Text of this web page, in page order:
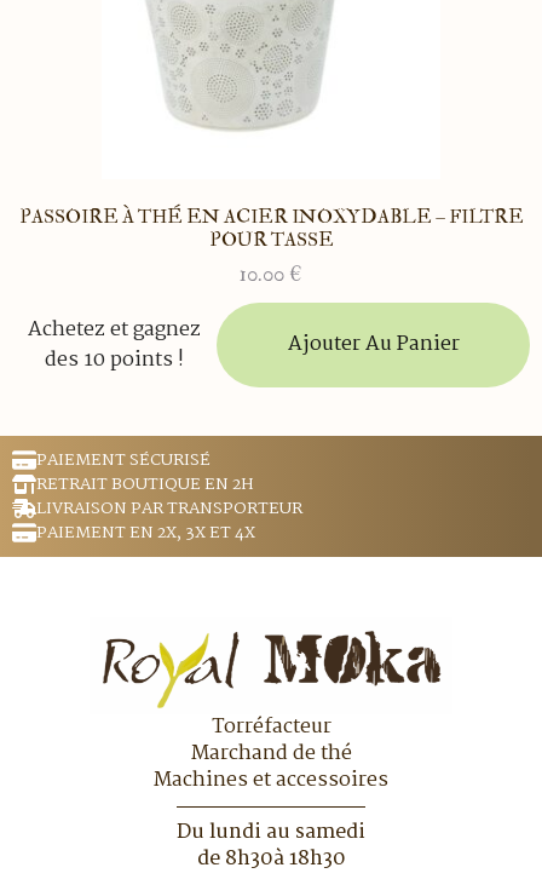
PASSOIRE À THÉ EN ACIER INOXYDABLE – FILTRE
POUR TASSE
10.00 €
Achetez et gagnez
des 10 points !
Ajouter Au Panier
PAIEMENT SÉCURISÉ
RETRAIT BOUTIQUE EN 2H
LIVRAISON PAR TRANSPORTEUR
PAIEMENT EN 2X, 3X ET 4X
Torréfacteur
Marchand de thé
Machines et accessoires
Du lundi au samedi
de 8h30à 18h30